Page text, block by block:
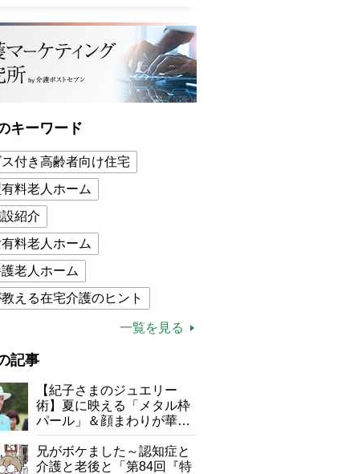
キーワード
付き高齢者向け住宅
料老人ホーム
紹介
料老人ホーム
老人ホーム
える在宅介護のヒント
介護食
ー
ケアマネジャー
なつきません
距離介護サバイバル術
ました
便利なサービス
一覧を見る
記事
【紀子さまのジュエリー
術】夏に映える「メタル枠
パール」＆顔まわりが華や
ぐ「揺れる一粒」の使い分
け方
兄がボケました～認知症と
介護と老後と「第84回『特